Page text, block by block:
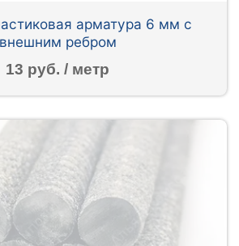
арматура 6 мм с
внешним ребром
13 руб. / метр